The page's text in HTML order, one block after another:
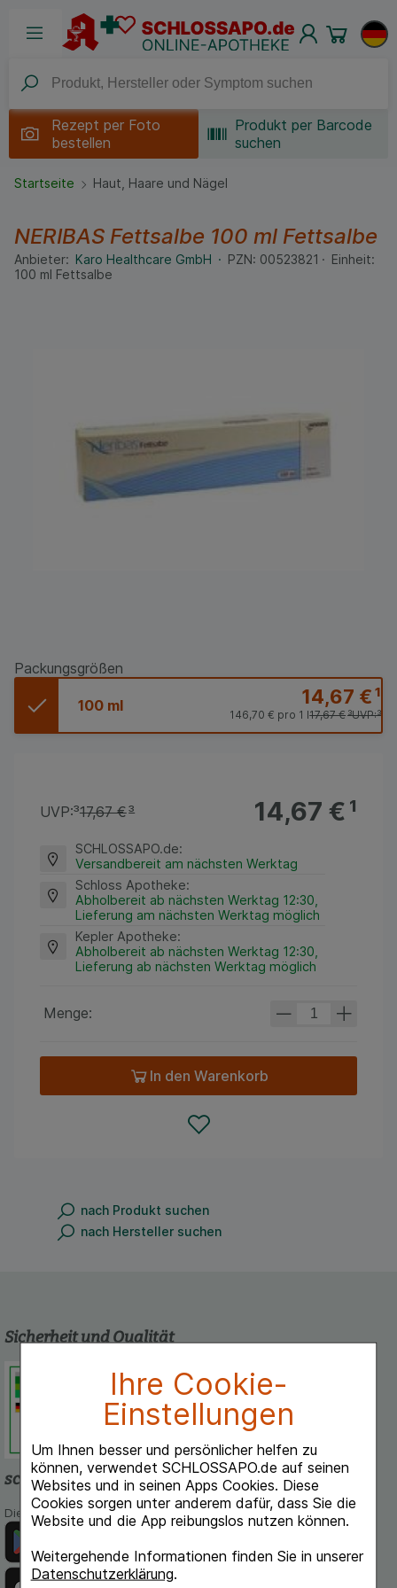
Ihre Cookie-
Einstellungen
Um Ihnen besser und persönlicher helfen zu
können, verwendet SCHLOSSAPO.de auf seinen
Websites und in seinen Apps Cookies. Diese
Cookies sorgen unter anderem dafür, dass Sie die
Website und die App reibungslos nutzen können.
Weitergehende Informationen finden Sie in unserer
Datenschutzerklärung.
Rezept per Foto
bestellen
Produkt per Barcode
suchen
Startseite Haut, Haare und Nägel
NERIBAS Fettsalbe 100 ml Fettsalbe
Anbieter: Karo Healthcare GmbH PZN: 00523821
Einheit:
100 ml Fettsalbe
Packungsgrößen
100 ml 14,67 €¹
UVP:³
17,67 €³
146,70 € pro 1 l
14,67 €¹
UVP:³17,67 €³
SCHLOSSAPO.de:
Versandbereit am nächsten Werktag
Schloss Apotheke:
Abholbereit ab nächsten Werktag 12:30,
Lieferung am nächsten Werktag möglich
Kepler Apotheke:
Abholbereit ab nächsten Werktag 12:30,
Lieferung ab nächsten Werktag möglich
Menge:
In den Warenkorb
nach Produkt suchen
nach Hersteller suchen
Sicherheit und Qualität
Schlossapo.de ist registriert beim
Deutschen Institut für Medizinische
Dokumentation und Information.
schlossapo.de-App
Die App von schlossapo.de jetzt mit E-Rezept-Scanner